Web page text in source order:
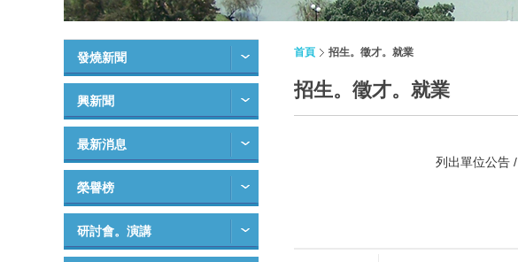
發燒新聞
興新聞
最新消息
榮譽榜
研討會。演講
首頁 招生。徵才。就業
招生。徵才。就業
列出單位公告 /